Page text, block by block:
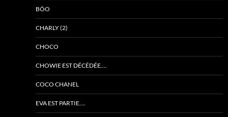
BÔO
CHARLY (2)
CHOCO
CHOWIE EST DÉCÉDÉE….
COCO CHANEL
EVA EST PARTIE….